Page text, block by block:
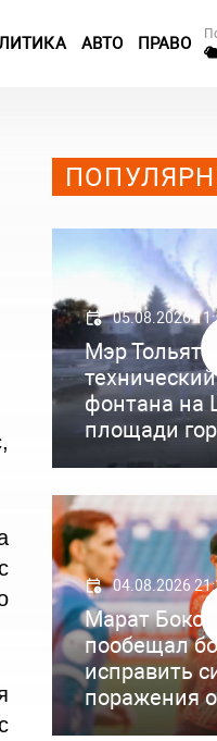
АВТО ПРАВО
05.08.2026
Мэр
фонтана на
площади
04.08.2026
Марат
пообещал
исправить
поражения